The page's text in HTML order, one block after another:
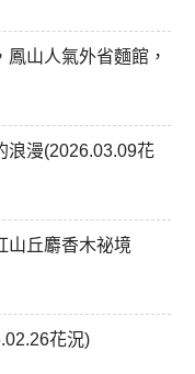
山人氣外省麵館，
浪漫(2026.03.09花
山丘麝香木祕境
花況)